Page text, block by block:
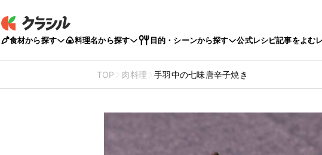
食材から探す 料理名から探す 目的・シーンから探す 公式レシピ記事をよむ
TOP 肉料理 手羽中の七味唐辛子焼き